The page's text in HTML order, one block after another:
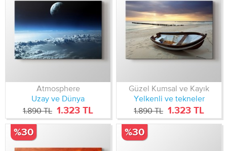
Atmosphere
Uzay ve Dünya
1.890 TL 1.323 TL
Güzel Kumsal ve Kayık
Yelkenli ve tekneler
1.890 TL 1.323 TL
%30 %30